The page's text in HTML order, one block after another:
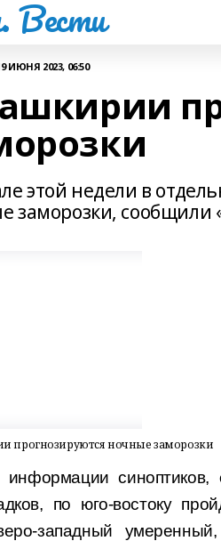
ИЮНЯ 2023, 06:50
этой недели в
заморозки,
прогнозируются ночные заморозки
синоптиков,
по юго-востоку
западный